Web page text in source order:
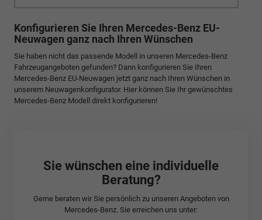
Konfigurieren Sie Ihren Mercedes-Benz EU-
Neuwagen ganz nach Ihren Wünschen
Sie haben nicht das passende Modell in unseren Mercedes-Benz
Fahrzeugangeboten gefunden? Dann konfigurieren Sie Ihren
Mercedes-Benz EU-Neuwagen jetzt ganz nach Ihren Wünschen in
unserem Neuwagenkonfigurator. Hier können Sie Ihr gewünschtes
Mercedes-Benz Modell direkt konfigurieren!
Sie wünschen eine individuelle
Beratung?
Gerne beraten wir Sie persönlich zu unseren Angeboten von
Mercedes-Benz. Sie erreichen uns unter: